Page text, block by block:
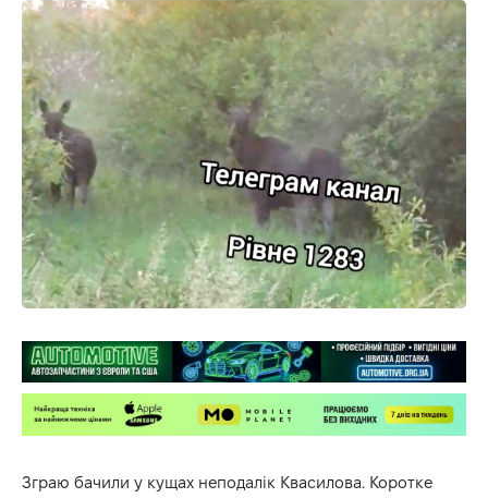
Зграю бачили у кущах неподалік Квасилова. Коротке